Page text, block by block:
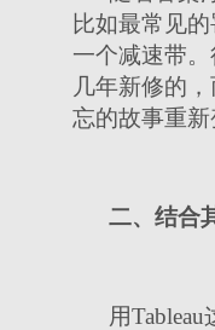
比如最常见
一个减速带
几年新修的
忘的故事重新
二、结合
用